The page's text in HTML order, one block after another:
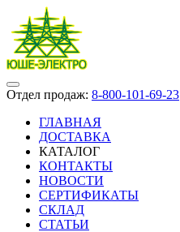
Отдел продаж: 8-800-101-69-23
ГЛАВНАЯ
ДОСТАВКА
КАТАЛОГ
КОНТАКТЫ
НОВОСТИ
СЕРТИФИКАТЫ
СКЛАД
СТАТЬИ